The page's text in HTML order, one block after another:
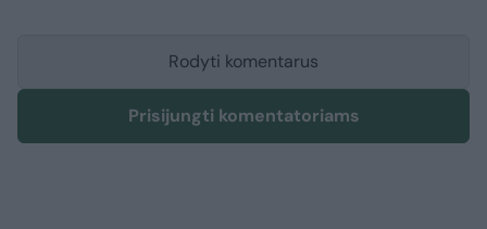
Rodyti komentarus
Prisijungti komentatoriams